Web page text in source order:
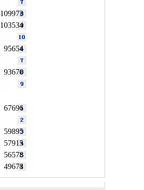
109973
103534
95654
93670
67696
59895
57915
56578
49678